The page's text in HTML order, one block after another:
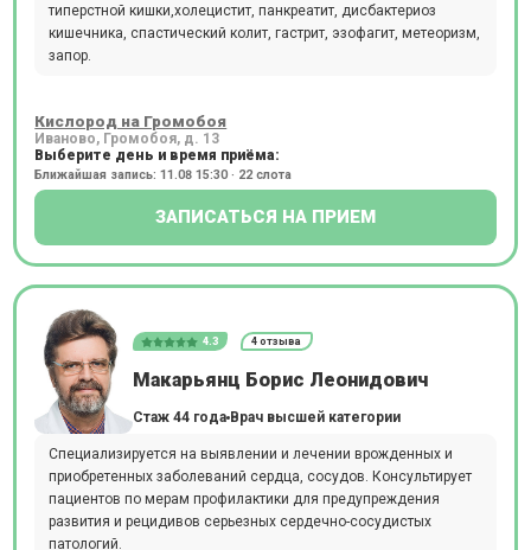
типерстной кишки,холецистит, панкреатит, дисбактериоз
кишечника, спастический колит, гастрит, эзофагит, метеоризм,
запор.
Кислород на Громобоя
Иваново, Громобоя, д. 13
Выберите день и время приёма:
Ближайшая запись: 11.08 15:30 · 22 слота
ЗАПИСАТЬСЯ НА ПРИЕМ
4.3 4 отзыва
Макарьянц Борис Леонидович
Стаж 44 года Врач высшей категории
Специализируется на выявлении и лечении врожденных и
приобретенных заболеваний сердца, сосудов. Консультирует
пациентов по мерам профилактики для предупреждения
развития и рецидивов серьезных сердечно-сосудистых
патологий.